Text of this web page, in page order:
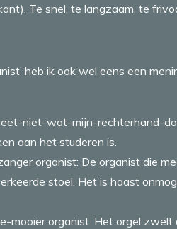
Te snel, te langzaam, te
heb ik ook wel eens een
niet-wat-mijn-rechterhand-
aan het studeren is.
organist: De organist die
stoel. Het is haast
mooier organist: Het orgel zwelt